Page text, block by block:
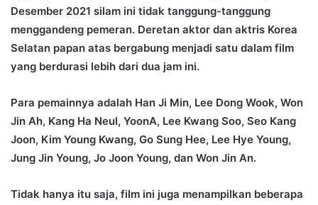
Desember 2021 silam ini tidak tanggung-tanggung
menggandeng pemeran. Deretan aktor dan aktris Korea
Selatan papan atas bergabung menjadi satu dalam film
yang berdurasi lebih dari dua jam ini.
Para pemainnya adalah Han Ji Min, Lee Dong Wook, Won
Jin Ah, Kang Ha Neul, YoonA, Lee Kwang Soo, Seo Kang
Joon, Kim Young Kwang, Go Sung Hee, Lee Hye Young,
Jung Jin Young, Jo Joon Young, dan Won Jin An.
Tidak hanya itu saja, film ini juga menampilkan beberapa